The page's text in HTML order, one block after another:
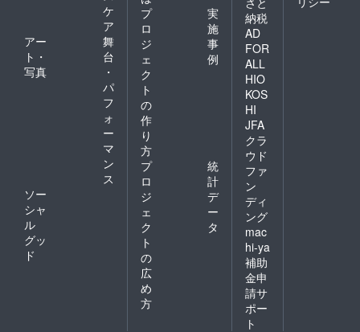
ケ
ア
アー
ト・
写真
舞
台
・
パ
フ
ォ
ー
マ
ン
ス
ソー
シャ
ル
グッ
ド
プ
ロ
ジ
ェ
ク
ト
の
作
り
方
実
施
事
例
プ
ロ
ジ
ェ
ク
ト
の
広
め
方
統
計
デ
ー
タ
納税
AD
FOR
ALL
HIO
KOS
HI
JFA
クラ
ウド
ファ
ン
ディ
ング
mac
hi-ya
補助
金申
請サ
ポー
ト